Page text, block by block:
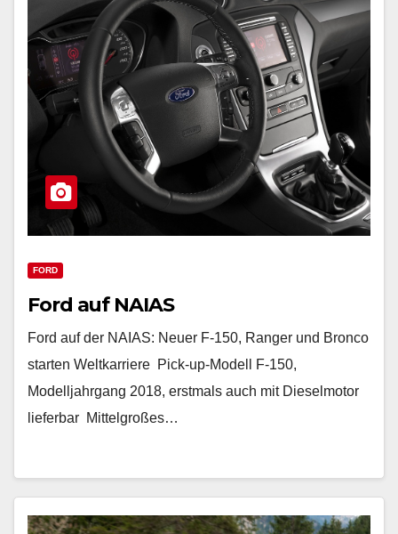
FORD
Ford auf NAIAS
Ford auf der NAIAS: Neuer F-150, Ranger und Bronco
starten Weltkarriere Pick-up-Modell F-150,
Modelljahrgang 2018, erstmals auch mit Dieselmotor
lieferbar Mittelgroßes…